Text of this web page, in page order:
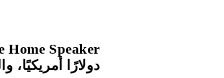
دولارًا أمريكيًا،